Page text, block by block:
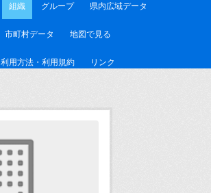
組織 グループ 県内広域データ
市町村データ 地図で見る
利用方法・利用規約 リンク